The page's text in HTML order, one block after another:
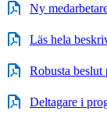
Ny
Läs hela
Robusta
Deltagare i